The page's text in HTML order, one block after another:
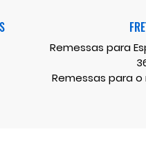
Remessas para
Remessas para